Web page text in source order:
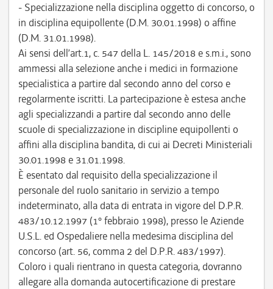
- Specializzazione nella disciplina oggetto di concorso, o
in disciplina equipollente (D.M. 30.01.1998) o affine
(D.M. 31.01.1998).
Ai sensi dell’art.1, c. 547 della L. 145/2018 e s.m.i., sono
ammessi alla selezione anche i medici in formazione
specialistica a partire dal secondo anno del corso e
regolarmente iscritti. La partecipazione è estesa anche
agli specializzandi a partire dal secondo anno delle
scuole di specializzazione in discipline equipollenti o
affini alla disciplina bandita, di cui ai Decreti Ministeriali
30.01.1998 e 31.01.1998.
È esentato dal requisito della specializzazione il
personale del ruolo sanitario in servizio a tempo
indeterminato, alla data di entrata in vigore del D.P.R.
483/10.12.1997 (1° febbraio 1998), presso le Aziende
U.S.L. ed Ospedaliere nella medesima disciplina del
concorso (art. 56, comma 2 del D.P.R. 483/1997).
Coloro i quali rientrano in questa categoria, dovranno
allegare alla domanda autocertificazione di prestare